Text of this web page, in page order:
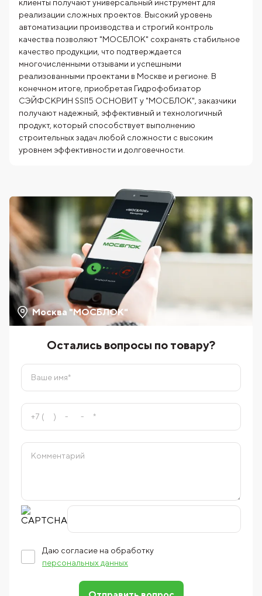
клиенты получают универсальный инструмент для
реализации сложных проектов. Высокий уровень
автоматизации производства и строгий контроль
качества позволяют "МОСБЛОК" сохранять стабильное
качество продукции, что подтверждается
многочисленными отзывами и успешными
реализованными проектами в Москве и регионе. В
конечном итоге, приобретая Гидрофобизатор
СЭЙФСКРИН SSl15 ОСНОВИТ у "МОСБЛОК", заказчики
получают надежный, эффективный и технологичный
продукт, который способствует выполнению
строительных задач любой сложности с высоким
уровнем эффективности и долговечности.
Москва "МОСБЛОК"
Остались вопросы по товару?
Даю согласие на обработку
персональных данных